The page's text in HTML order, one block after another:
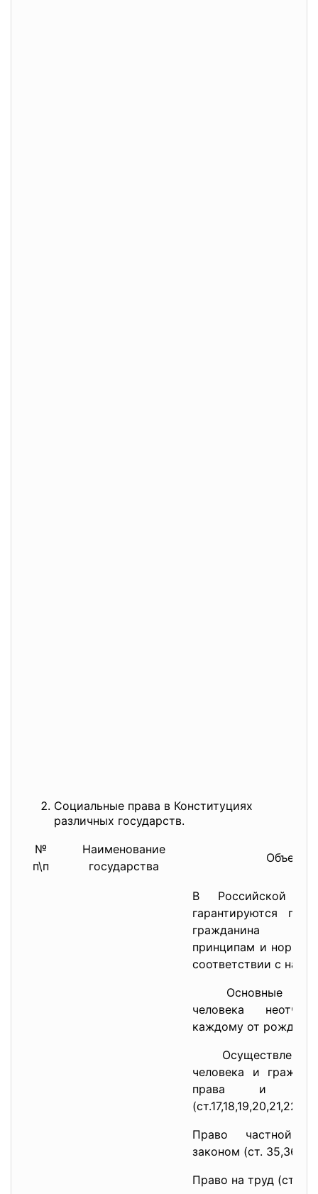
Социальные права в Конституциях
различных государств.
№
п\п
Наименование
государства
Объем
В Российской
гарантируются
гражданина
принципам и
соответствии с
Основные
человека
каждому от
человека и
права и
Право частной
законом (ст. 35,36)
Право на труд (ст. 37)